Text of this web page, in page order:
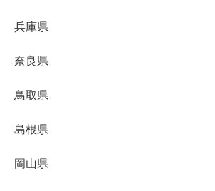
兵庫県
奈良県
鳥取県
島根県
岡山県